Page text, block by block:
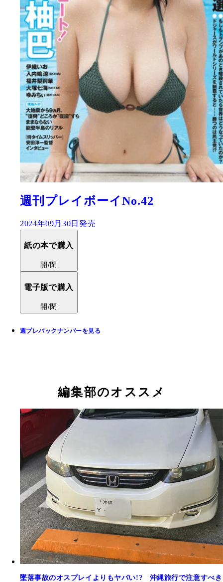
週刊プレイボーイNo.42
2024年09月30日発売
紙の本で購入
開/閉
電子版で購入
開/閉
週プレバックナンバーを見る
編集部のオススメ
墜落事故のオスプレイよりもヤバい!? 沖縄旅行で注意すべき